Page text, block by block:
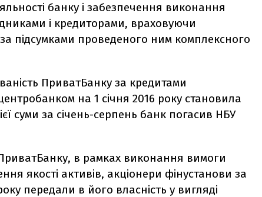
банку і забезпечення виконання
і кредиторами, враховуючи
підсумками проведеного ним комплексного
ПриватБанку за кредитами
на 1 січня 2016 року становила
суми за січень-серпень банк погасив НБУ
ПриватБанку, в рамках виконання вимоги
якості активів, акціонери фінустанови за
передали в його власність у вигляді